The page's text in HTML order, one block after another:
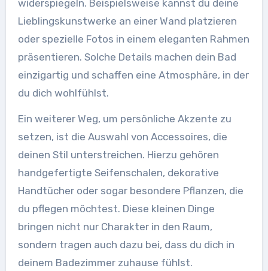
widerspiegeln. Beispielsweise kannst du deine
Lieblingskunstwerke an einer Wand platzieren
oder spezielle Fotos in einem eleganten Rahmen
präsentieren. Solche Details machen dein Bad
einzigartig und schaffen eine Atmosphäre, in der
du dich wohlfühlst.
Ein weiterer Weg, um persönliche Akzente zu
setzen, ist die Auswahl von Accessoires, die
deinen Stil unterstreichen. Hierzu gehören
handgefertigte Seifenschalen, dekorative
Handtücher oder sogar besondere Pflanzen, die
du pflegen möchtest. Diese kleinen Dinge
bringen nicht nur Charakter in den Raum,
sondern tragen auch dazu bei, dass du dich in
deinem Badezimmer zuhause fühlst.